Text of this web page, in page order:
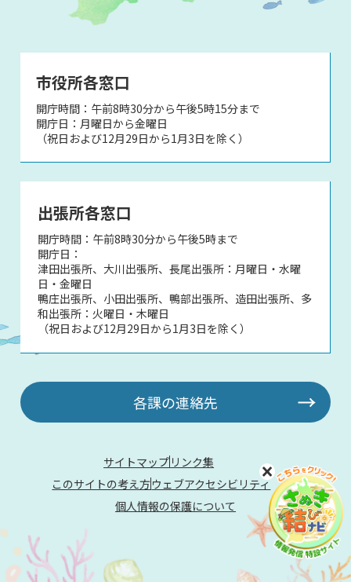
市役所各窓口
開庁時間：午前8時30分から午後5時15分まで
開庁日：月曜日から金曜日
（祝日および12月29日から1月3日を除く）
出張所各窓口
開庁時間：午前8時30分から午後5時まで
開庁日：
津田出張所、大川出張所、長尾出張所：月曜日・水曜
日・金曜日
鴨庄出張所、小田出張所、鴨部出張所、造田出張所、多
和出張所：火曜日・木曜日
（祝日および12月29日から1月3日を除く）
各課の連絡先
サイトマップ リンク集
このサイトの考え方ウェブアクセシビリティ
個人情報の保護について